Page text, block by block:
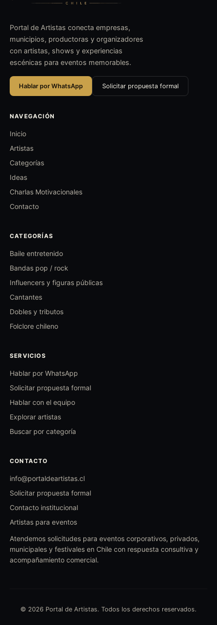
Portal de Artistas conecta empresas,
municipios, productoras y organizadores
con artistas, shows y experiencias
escénicas para eventos memorables.
Hablar por WhatsApp Solicitar propuesta formal
NAVEGACIÓN
Inicio
Artistas
Categorías
Ideas
Charlas Motivacionales
Contacto
CATEGORÍAS
Baile entretenido
Bandas pop / rock
Influencers y figuras públicas
Cantantes
Dobles y tributos
Folclore chileno
SERVICIOS
Hablar por WhatsApp
Solicitar propuesta formal
Hablar con el equipo
Explorar artistas
Buscar por categoría
CONTACTO
info@portaldeartistas.cl
Solicitar propuesta formal
Contacto institucional
Artistas para eventos
Atendemos solicitudes para eventos corporativos, privados,
municipales y festivales en Chile con respuesta consultiva y
acompañamiento comercial.
© 2026 Portal de Artistas. Todos los derechos reservados.